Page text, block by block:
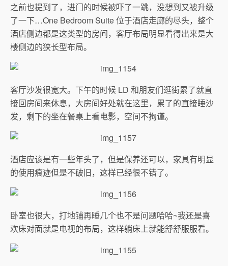
之前也提到了，进门的时候被吓了一跳，没想到又被升级
了一下…One Bedroom Suite 位于酒店走廊的尽头，整个
酒店侧边都是这类型的房间，客厅布局明显看得出来是大
楼侧边的狭长型布局。
客厅沙发很宽大。下午的时候 LD 和朋友们逛街累了就直
接回房间来休息，大房间好处就在这里，累了的直接睡沙
发，剩下的坐在餐桌上看电影，空间不拘谨。
酒店应该是有一些年头了，但是保养还可以，家具有明显
的使用痕迹但是不破旧，这样已经很不错了。
卧室也很大，打地铺再睡几个也不是问题哈哈~我还是喜
欢床对面就是电视的布局，这样躺床上就能舒舒服服看。